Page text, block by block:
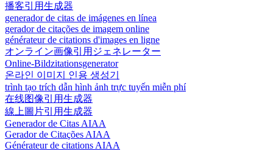
播客引用生成器
generador de citas de imágenes en línea
gerador de citações de imagem online
générateur de citations d'images en ligne
オンライン画像引用ジェネレーター
Online-Bildzitationsgenerator
온라인 이미지 인용 생성기
trình tạo trích dẫn hình ảnh trực tuyến miễn phí
在线图像引用生成器
線上圖片引用生成器
Generador de Citas AIAA
Gerador de Citações AIAA
Générateur de citations AIAA